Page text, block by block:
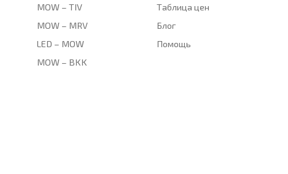
MOW – TIV
MOW – MRV
LED – MOW
MOW – BKK
Таблица цен
Блог
Помощь